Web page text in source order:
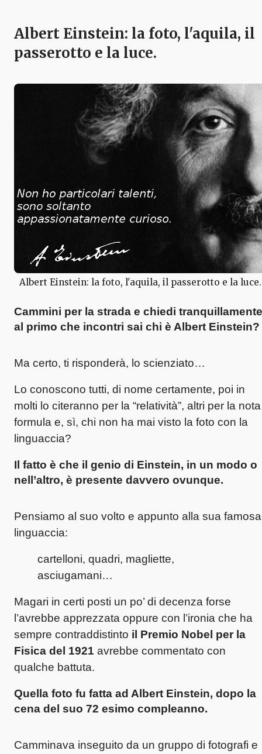
Albert Einstein: la foto, l'aquila, il
passerotto e la luce.
Albert Einstein: la foto, l'aquila, il passerotto e la luce.
Cammini per la strada e chiedi tranquillamente
al primo che incontri sai chi è Albert Einstein?
Ma certo, ti risponderà, lo scienziato…
Lo conoscono tutti, di nome certamente, poi in
molti lo citeranno per la “relatività”, altri per la nota
formula e, sì, chi non ha mai visto la foto con la
linguaccia?
Il fatto è che il genio di Einstein, in un modo o
nell’altro, è presente davvero ovunque.
Pensiamo al suo volto e appunto alla sua famosa
linguaccia:
cartelloni, quadri, magliette,
asciugamani…
Magari in certi posti un po’ di decenza forse
l’avrebbe apprezzata oppure con l’ironia che ha
sempre contraddistinto il Premio Nobel per la
Fisica del 1921 avrebbe commentato con
qualche battuta.
Quella foto fu fatta ad Albert Einstein, dopo la
cena del suo 72 esimo compleanno.
Camminava inseguito da un gruppo di fotografi e